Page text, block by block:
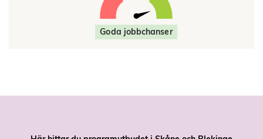
Goda jobbchanser